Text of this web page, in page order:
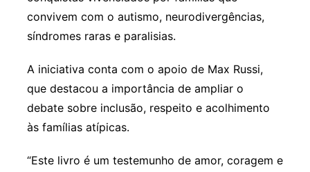
convivem com o autismo, neurodivergências,
síndromes raras e paralisias.
A iniciativa conta com o apoio de Max Russi,
que destacou a importância de ampliar o
debate sobre inclusão, respeito e acolhimento
às famílias atípicas.
“Este livro é um testemunho de amor, coragem e